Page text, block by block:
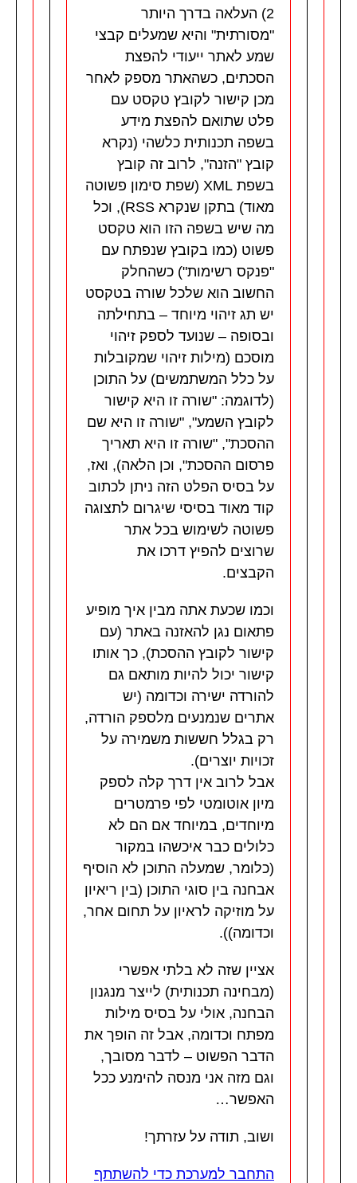
2) העלאה בדרך היותר
"מסורתית" והיא שמעלים קבצי
שמע לאתר ייעודי להפצת
הסכתים, כשהאתר מספק לאחר
מכן קישור לקובץ טקסט עם
פלט שתואם להפצת מידע
בשפה תכנותית כלשהי (נקרא
קובץ "הזנה", לרוב זה קובץ
בשפת XML (שפת סימון פשוטה
מאוד) בתקן שנקרא RSS), וכל
מה שיש בשפה הזו הוא טקסט
פשוט (כמו בקובץ שנפתח עם
"פנקס רשימות") כשהחלק
החשוב הוא שלכל שורה בטקסט
יש תג זיהוי מיוחד – בתחילתה
ובסופה – שנועד לספק זיהוי
מוסכם (מילות זיהוי שמקובלות
על כלל המשתמשים) על התוכן
(לדוגמה: "שורה זו היא קישור
לקובץ השמע", "שורה זו היא שם
ההסכת", "שורה זו היא תאריך
פרסום ההסכת", וכן הלאה), ואז,
על בסיס הפלט הזה ניתן לכתוב
קוד מאוד בסיסי שיגרום לתצוגה
פשוטה לשימוש בכל אתר
שרוצים להפיץ דרכו את
הקבצים.
וכמו שכעת אתה מבין איך מופיע
פתאום נגן להאזנה באתר (עם
קישור לקובץ ההסכת), כך אותו
קישור יכול להיות מותאם גם
להורדה ישירה וכדומה (יש
אתרים שנמנעים מלספק הורדה,
רק בגלל חששות משמירה על
זכויות יוצרים).
אבל לרוב אין דרך קלה לספק
מיון אוטומטי לפי פרמטרים
מיוחדים, במיוחד אם הם לא
כלולים כבר איכשהו במקור
(כלומר, שמעלה התוכן לא הוסיף
אבחנה בין סוגי התוכן (בין ריאיון
על מוזיקה לראיון על תחום אחר,
וכדומה)).
אציין שזה לא בלתי אפשרי
(מבחינה תכנותית) לייצר מנגנון
הבחנה, אולי על בסיס מילות
מפתח וכדומה, אבל זה הופך את
הדבר הפשוט – לדבר מסובך,
וגם מזה אני מנסה להימנע ככל
האפשר…
ושוב, תודה על עזרתך!
התחבר למערכת כדי להשתתף